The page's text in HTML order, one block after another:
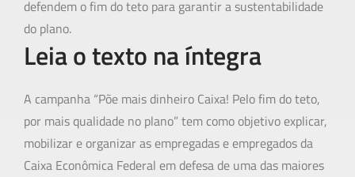
defendem o fim do teto para garantir a sustentabilidade
do plano.
Leia o texto na íntegra
A campanha “Põe mais dinheiro Caixa! Pelo fim do teto,
por mais qualidade no plano” tem como objetivo explicar,
mobilizar e organizar as empregadas e empregados da
Caixa Econômica Federal em defesa de uma das maiores